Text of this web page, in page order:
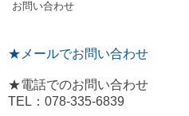
お問い合わせ
★メールでお問い合わせ
★電話でのお問い合わせ
TEL：078-335-6839